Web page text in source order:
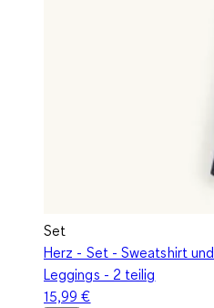
Set
Herz - Set - Sweatshirt und
Leggings - 2 teilig
15,99 €